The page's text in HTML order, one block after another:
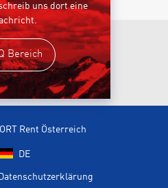
uns dort eine
Bereich
Rent Österreich
DE
Datenschutzerklärung